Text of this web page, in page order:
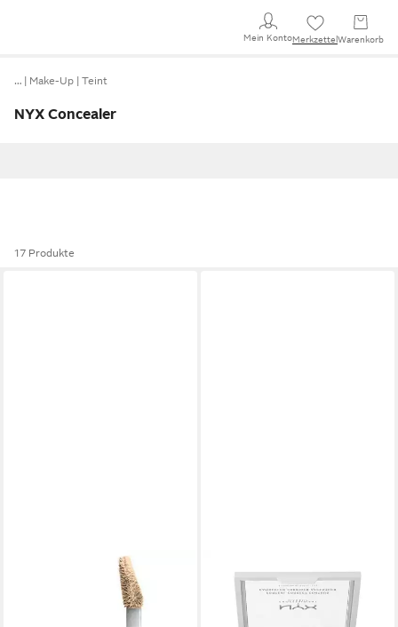
Mein KontoMerkzettel Warenkorb
… Make-Up Teint
NYX Concealer
17 Produkte